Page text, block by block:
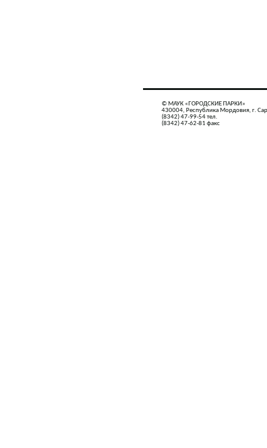
© МАУК «ГОРОДСКИЕ ПАРКИ»
430004, Республика Мордовия, г.
(8342) 47-99-54 тел.
(8342) 47-62-81 факс